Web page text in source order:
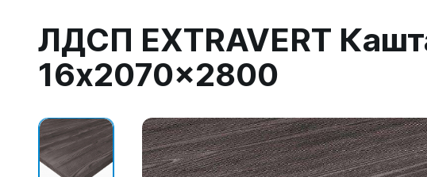
ЛДСП EXTRAVERT
16x2070x2800